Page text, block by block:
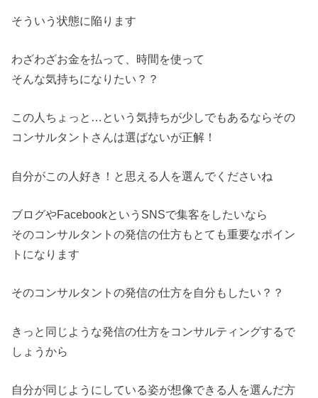
そういう状態に陥ります
わざわざお金を払って、時間を使って
そんな気持ちになりたい？？
この人ちょっと…という気持ちが少しでもあるならその
コンサルタントさんは選ばないが正解！
自分がこの人好き！と思える人を選んでくださいね
ブログやFacebookというSNSで集客をしたいなら
そのコンサルタントの発信の仕方もとても重要なポイン
トになります
そのコンサルタントの発信の仕方を自分もしたい？？
きっと同じような発信の仕方をコンサルティングするで
しょうから
自分が同じようにしている姿が想像できる人を選んだ方